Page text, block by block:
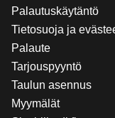
Palautuskäytäntö
Tietosuoja ja
Palaute
Tarjouspyyntö
Taulun asennus
Myymälät